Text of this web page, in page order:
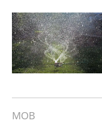
MOB